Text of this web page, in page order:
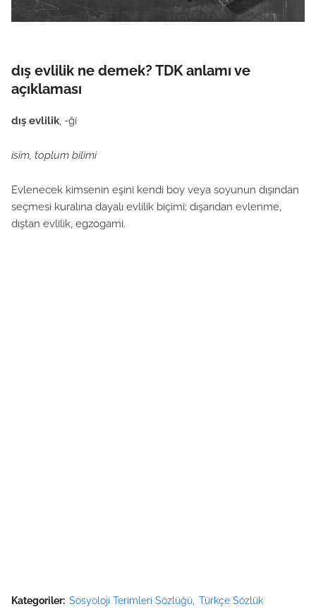
dış evlilik ne demek? TDK anlamı ve
açıklaması
dış evlilik, -ği
isim, toplum bilimi
Evlenecek kimsenin eşini kendi boy veya soyunun dışından
seçmesi kuralına dayalı evlilik biçimi; dışarıdan evlenme,
dıştan evlilik, egzogami.
Kategoriler: Sosyoloji Terimleri Sözlüğü Türkçe Sözlük